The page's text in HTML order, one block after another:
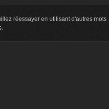
réessayer en utilisant d'autres mots